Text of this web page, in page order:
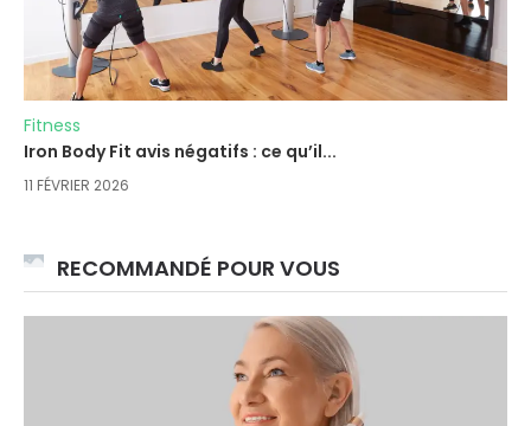
Fitness
Iron Body Fit avis négatifs : ce qu’il...
11 FÉVRIER 2026
RECOMMANDÉ POUR VOUS